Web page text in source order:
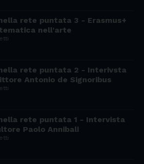
rete puntata 3 - Erasmus+
nell'arte
rete puntata 2 - Interivsta
Antonio de Signoribus
rete puntata 1 - Intervista
Paolo Annibali